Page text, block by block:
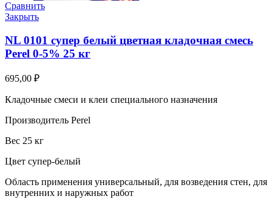
Сравнить
Закрыть
NL 0101 супер белый цветная кладочная смесь
Perel 0-5% 25 кг
695,00 ₽
Кладочные смеси и клеи специального назначения
Производитель Perel
Вес 25 кг
Цвет супер-белый
Область применения универсальный, для возведения стен, для
внутренних и наружных работ